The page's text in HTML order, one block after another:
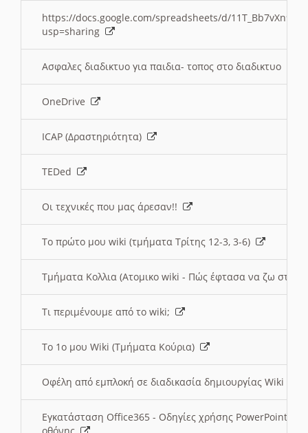
https://docs.google.com/spreadsheets/d/
usp=sharing
Ασφαλες διαδικτυο για παιδια- τοπος στο διαδικτυο
OneDrive
ICAP (Δραστηριότητα)
TEDed
Οι τεχνικές που μας άρεσαν!!
Το πρώτο μου wiki (τμήματα Τρίτης 12-3, 3-6)
Τμήματα Κολλια (Ατομικο wiki - Πώς έφτασα να ζω στην
Τι περιμένουμε από το wiki;
Το 1ο μου Wiki (Τμήματα Κούρια)
Οφέλη από εμπλοκή σε διαδικασία δημιουργίας Wiki
Εγκατάσταση Office365 - Οδηγίες χρήσης PowerPoint